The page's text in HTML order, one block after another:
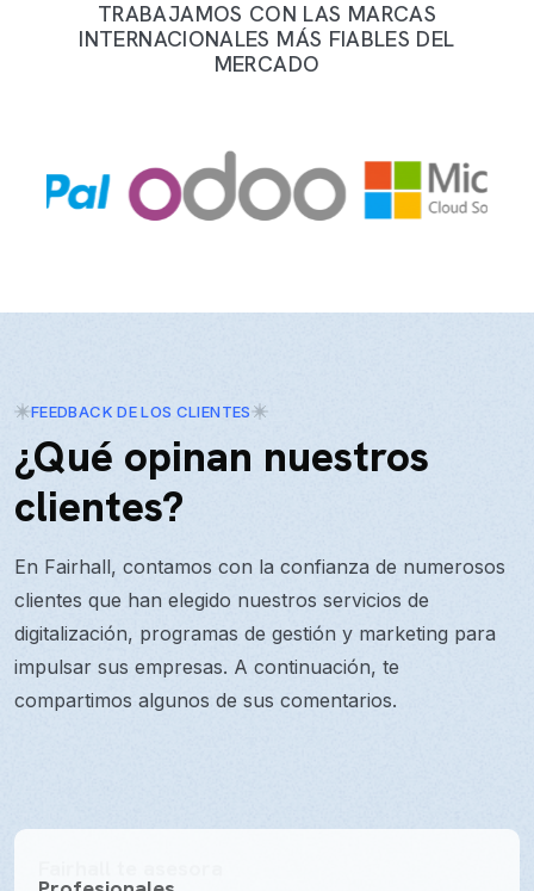
TRABAJAMOS CON LAS MARCAS
INTERNACIONALES MÁS FIABLES DEL
MERCADO
FEEDBACK DE LOS CLIENTES
¿Qué opinan nuestros
clientes?
En Fairhall, contamos con la confianza de numerosos
clientes que han elegido nuestros servicios de
digitalización, programas de gestión y marketing para
impulsar sus empresas. A continuación, te
compartimos algunos de sus comentarios.